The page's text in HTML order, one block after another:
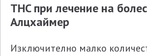
THC при лечение на
Алцхаймер
Изключително малко